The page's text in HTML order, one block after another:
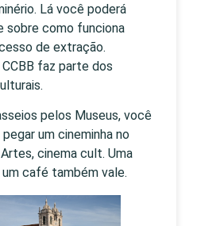
Lá você poderá
sobre como funciona
de extração.
faz parte dos
pelos Museus, você
um cineminha no
cinema cult. Uma
um café também vale.